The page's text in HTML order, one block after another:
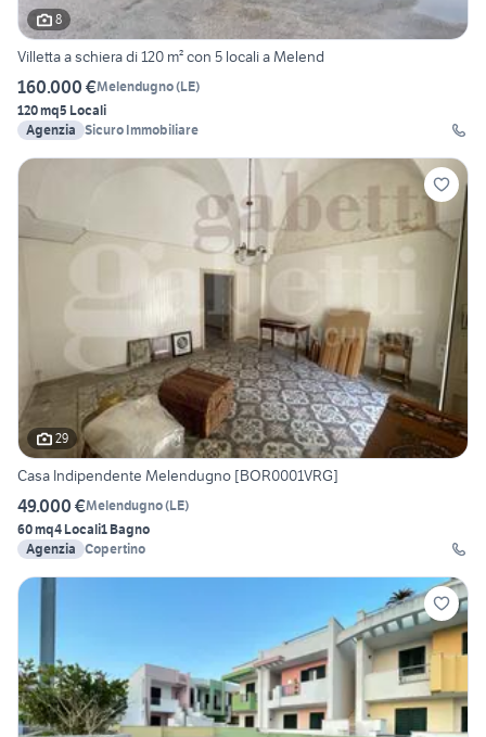
8
Villetta a schiera di 120 m² con 5 locali a Melend
160.000 €Melendugno(LE)
120 mq5 Locali
Agenzia Sicuro Immobiliare
29
Casa Indipendente Melendugno [BOR0001VRG]
49.000 €Melendugno(LE)
60 mq4 Locali1 Bagno
Agenzia Copertino